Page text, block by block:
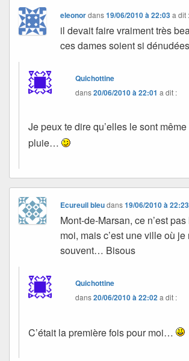
eleonordans19/06/2010 à 22:03 a dit :
il devait faire vraiment très
ces dames soient si
Quichottine
dans20/06/2010 à 22:01 a dit :
Je peux te dire qu’elles le sont
pluie…
Ecureuil bleudans19/06/2010 à 22:23
Mont-de-Marsan, ce n’est
moi, mais c’est une ville où
souvent… Bisous
Quichottine
dans20/06/2010 à 22:02a dit :
C’était la première fois pour moi…